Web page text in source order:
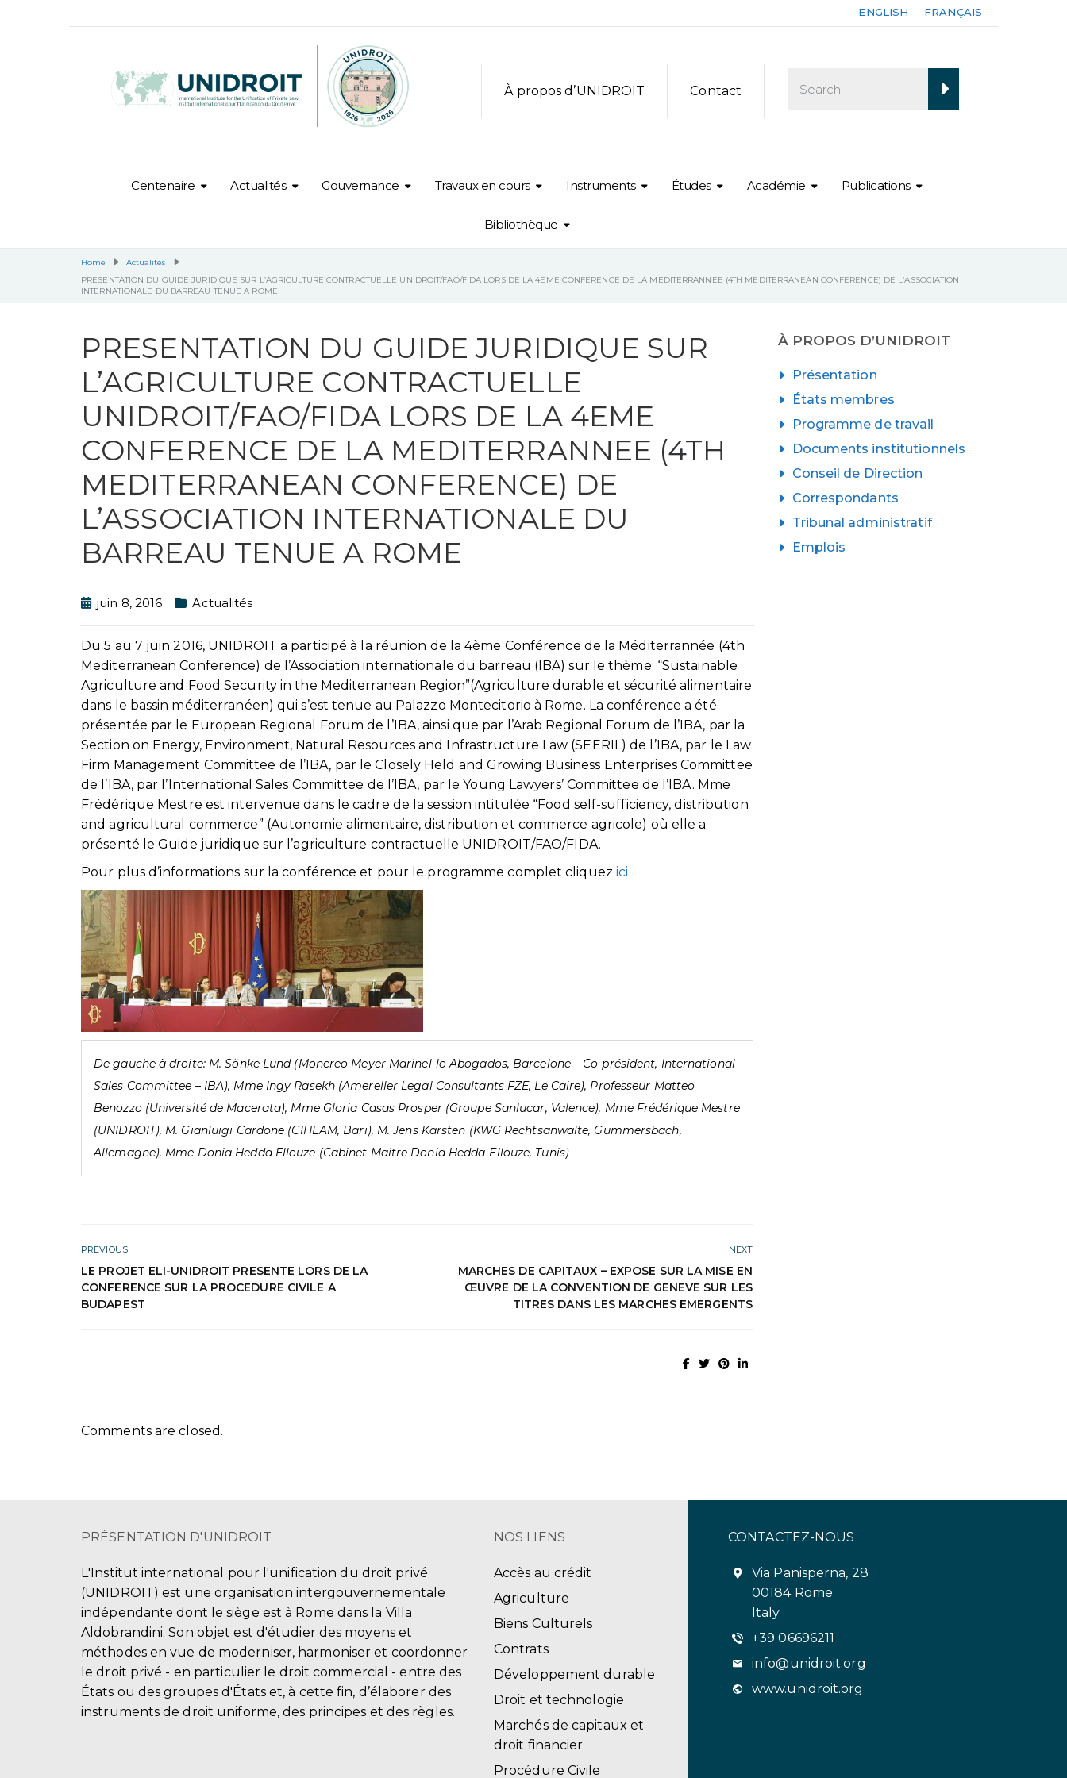
ENGLISH FRANÇAIS
À propos d’UNIDROIT Contact
Centenaire Actualités Gouvernance Travaux en cours Instruments Études Académie Publications
Bibliothèque
Home
Actualités
PRESENTATION DU GUIDE JURIDIQUE SUR L’AGRICULTURE CONTRACTUELLE UNIDROIT/FAO/FIDA LORS DE LA 4EME CONFERENCE DE LA MEDITERRANNEE (4TH MEDITERRANEAN CONFERENCE) DE L’ASSOCIATION
INTERNATIONALE DU BARREAU TENUE A ROME
PRESENTATION DU GUIDE JURIDIQUE SUR
L’AGRICULTURE CONTRACTUELLE
UNIDROIT/FAO/FIDA LORS DE LA 4EME
CONFERENCE DE LA MEDITERRANNEE (4TH
MEDITERRANEAN CONFERENCE) DE
L’ASSOCIATION INTERNATIONALE DU
BARREAU TENUE A ROME
juin 8, 2016 Actualités
Du 5 au 7 juin 2016, UNIDROIT a participé à la réunion de la 4ème Conférence de la Méditerrannée (4th
Mediterranean Conference) de l’Association internationale du barreau (IBA) sur le thème: “Sustainable
Agriculture and Food Security in the Mediterranean Region”(Agriculture durable et sécurité alimentaire
dans le bassin méditerranéen) qui s’est tenue au Palazzo Montecitorio à Rome. La conférence a été
présentée par le European Regional Forum de l’IBA, ainsi que par l’Arab Regional Forum de l’IBA, par la
Section on Energy, Environment, Natural Resources and Infrastructure Law (SEERIL) de l’IBA, par le Law
Firm Management Committee de l’IBA, par le Closely Held and Growing Business Enterprises Committee
de l’IBA, par l’International Sales Committee de l’IBA, par le Young Lawyers’ Committee de l’IBA. Mme
Frédérique Mestre est intervenue dans le cadre de la session intitulée “Food self-sufficiency, distribution
and agricultural commerce” (Autonomie alimentaire, distribution et commerce agricole) où elle a
présenté le Guide juridique sur l’agriculture contractuelle UNIDROIT/FAO/FIDA.
Pour plus d’informations sur la conférence et pour le programme complet cliquez ici
De gauche à droite: M. Sönke Lund (Monereo Meyer Marinel-lo Abogados, Barcelone – Co-président, International
Sales Committee – IBA), Mme Ingy Rasekh (Amereller Legal Consultants FZE, Le Caire), Professeur Matteo
Benozzo (Université de Macerata), Mme Gloria Casas Prosper (Groupe Sanlucar, Valence), Mme Frédérique Mestre
(UNIDROIT), M. Gianluigi Cardone (CIHEAM, Bari), M. Jens Karsten (KWG Rechtsanwälte, Gummersbach,
Allemagne), Mme Donia Hedda Ellouze (Cabinet Maitre Donia Hedda-Ellouze, Tunis)
PREVIOUS
LE PROJET ELI-UNIDROIT PRESENTE LORS DE LA
CONFERENCE SUR LA PROCEDURE CIVILE A
BUDAPEST
NEXT
MARCHES DE CAPITAUX – EXPOSE SUR LA MISE EN
ŒUVRE DE LA CONVENTION DE GENEVE SUR LES
TITRES DANS LES MARCHES EMERGENTS
Comments are closed.
À PROPOS D’UNIDROIT
Présentation
États membres
Programme de travail
Documents institutionnels
Conseil de Direction
Correspondants
Tribunal administratif
Emplois
PRÉSENTATION D'UNIDROIT
L'Institut international pour l'unification du droit privé
(UNIDROIT) est une organisation intergouvernementale
indépendante dont le siège est à Rome dans la Villa
Aldobrandini. Son objet est d'étudier des moyens et
méthodes en vue de moderniser, harmoniser et coordonner
le droit privé - en particulier le droit commercial - entre des
États ou des groupes d'États et, à cette fin, d’élaborer des
instruments de droit uniforme, des principes et des règles.
NOS LIENS
Accès au crédit
Agriculture
Biens Culturels
Contrats
Développement durable
Droit et technologie
Marchés de capitaux et
droit financier
Procédure Civile
CONTACTEZ-NOUS
Via Panisperna, 28
00184 Rome
Italy
+39 06696211
info@unidroit.org
www.unidroit.org